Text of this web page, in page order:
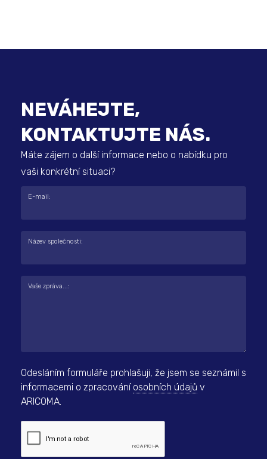
NEVÁHEJTE,
KONTAKTUJTE NÁS.
Máte zájem o další informace nebo o nabídku pro
vaši konkrétní situaci?
E-mail:
Název společnosti:
Vaše zpráva...:
Odesláním formuláře prohlašuji, že jsem se seznámil s
informacemi o zpracování osobních údajů v
ARICOMA.